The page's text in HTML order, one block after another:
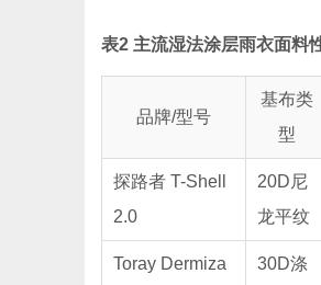
表2 主流湿法涂层雨衣面料
品牌/型号
基布类
型
探路者 T-Shell
2.0
20D尼
龙平纹
Toray Dermiza
30D涤